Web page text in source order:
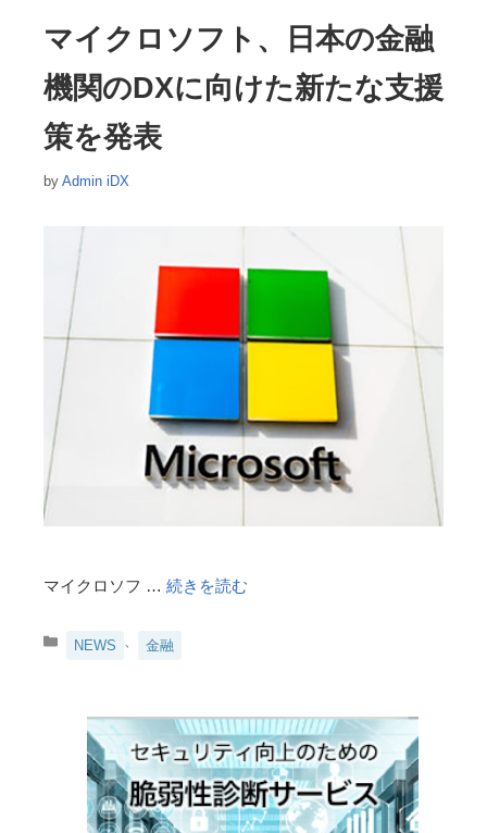
ー
マイクロソフト、日本の金融
機関のDXに向けた新たな支援
策を発表
by Admin iDX
マイクロソフ … 続きを読む
カNEWS 、 金融